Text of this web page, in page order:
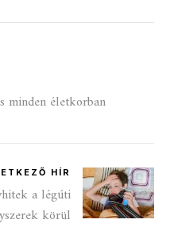
minden életkorban
HÍR
a légúti
körül